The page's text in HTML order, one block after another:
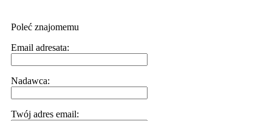
Poleć znajomemu
Email adresata:
Nadawca:
Twój adres email: